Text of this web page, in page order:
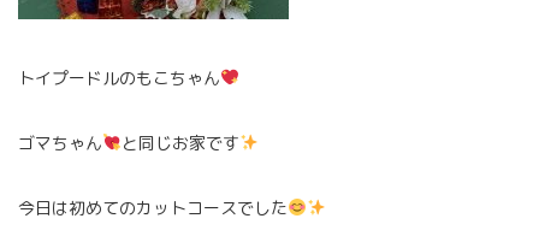
トイプードルのもこちゃん
ゴマちゃん と同じお家です
今日は初めてのカットコースでした